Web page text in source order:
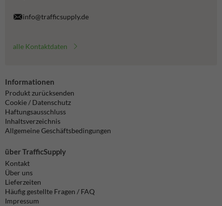
info@trafficsupply.de
alle Kontaktdaten
Informationen
Produkt zurücksenden
Cookie / Datenschutz
Haftungsausschluss
Inhaltsverzeichnis
Allgemeine Geschäftsbedingungen
über TrafficSupply
Kontakt
Über uns
Lieferzeiten
Häufig gestellte Fragen / FAQ
Impressum